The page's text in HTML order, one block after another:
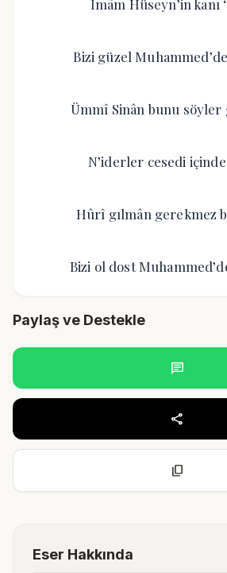
İmâm Hüseyn’in kanı
Bizi güzel
Ümmî Sinân bunu söyler
N’iderler cesedi içinde
Hûrî gılmân gerekmez
Bizi ol dost
Paylaş ve Destekle
chat
share
content_copy
Eser Hakkında